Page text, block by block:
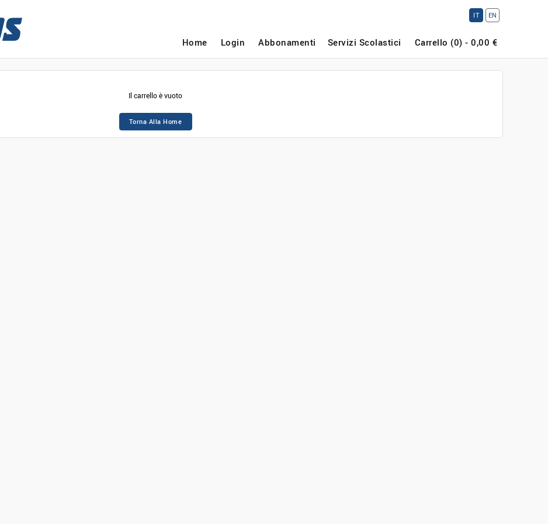
IT EN
Home Login Abbonamenti Servizi Scolastici Carrello (0) - 0,00 €
Il carrello è vuoto
Torna Alla Home